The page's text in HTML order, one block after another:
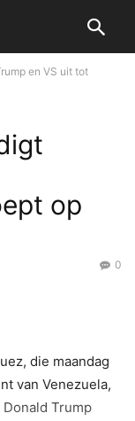
en VS uit tot
op
0
die maandag
van Venezuela,
Trump